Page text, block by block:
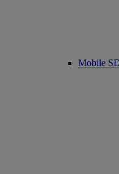
Mobile